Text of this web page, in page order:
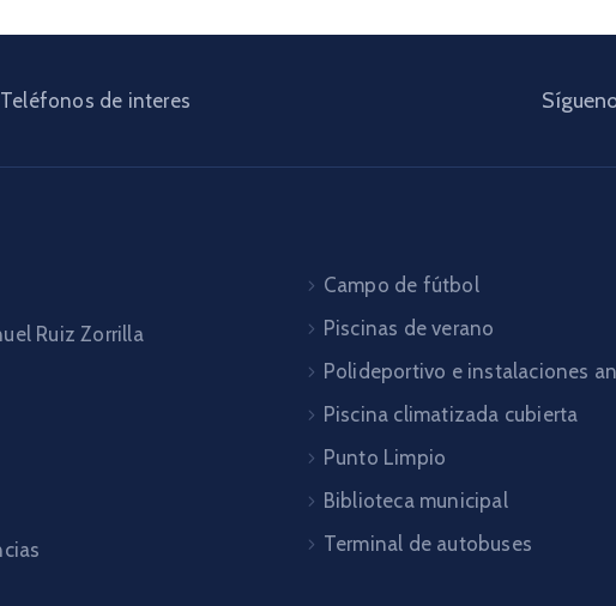
Teléfonos de interes
Ruiz Zorrilla
Campo de fútbol
Piscinas de verano
Polideportivo e instalaciones
Piscina climatizada cubierta
Punto Limpio
Biblioteca municipal
Terminal de autobuses